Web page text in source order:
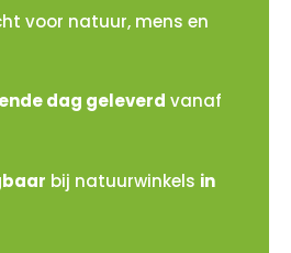
voor natuur, mens en
dag geleverd vanaf
bij natuurwinkels in